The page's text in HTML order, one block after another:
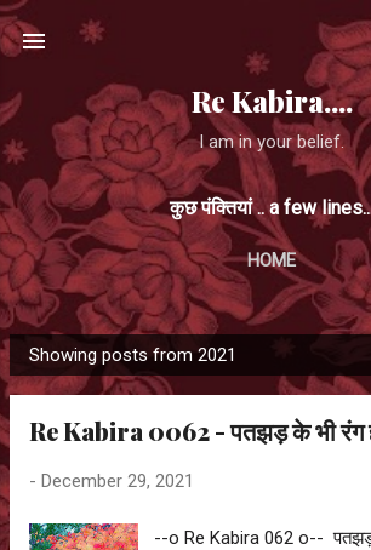
Skip to main content
Re Kabira....
I am in your belief.
कुछ पंक्तियां .. a few
HOME
P
o
Showing posts from 2021
Re Kabira 0062 - पतझड़ के भी रंग
- December 29, 2021
--o Re Kabira 062 o-- पतझड़